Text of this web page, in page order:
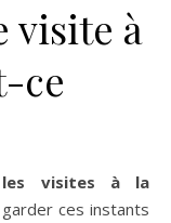
visite à
ce
les visites à la
ces instants